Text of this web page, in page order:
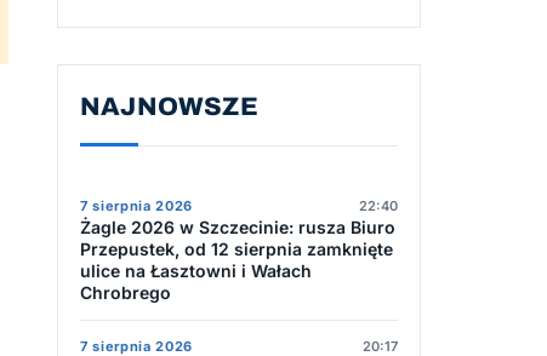
NAJNOWSZE
7 sierpnia 2026 22:40
Żagle 2026 w Szczecinie: rusza Biuro
Przepustek, od 12 sierpnia zamknięte
ulice na Łasztowni i Wałach
Chrobrego
7 sierpnia 2026 20:17